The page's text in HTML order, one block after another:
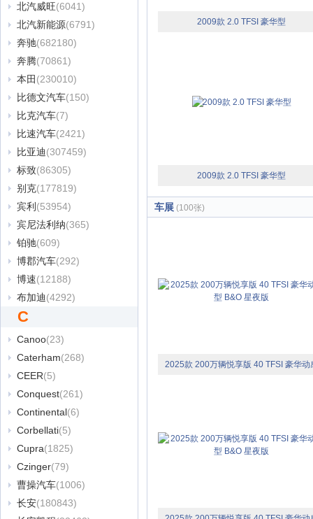
北汽威旺(6041)
北汽新能源(6791)
奔驰(682180)
奔腾(70861)
本田 (230010)
比德文汽车(150)
比克汽车(7)
比速汽车(2421)
比亚迪(307459)
标致(86305)
别克(177819)
宾利 (53954)
宾尼法利纳(365)
铂驰(609)
博郡汽车(292)
博速(12188)
布加迪(4292)
C
Canoo(23)
Caterham(268)
CEER(5)
Conquest(261)
Continental(6)
Corbellati(5)
Cupra(1825)
Czinger(79)
曹操汽车(1006)
长安(180843)
2009款 2.0 TFSI 豪华型
2009款 2.0 TFSI 豪华型
车展 (100张)
2025款 200万辆悦享版 40 TFSI 豪华动